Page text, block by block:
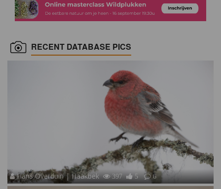
RECENT DATABASE PICS
Hans Overduin | Haakbek 397 5 6